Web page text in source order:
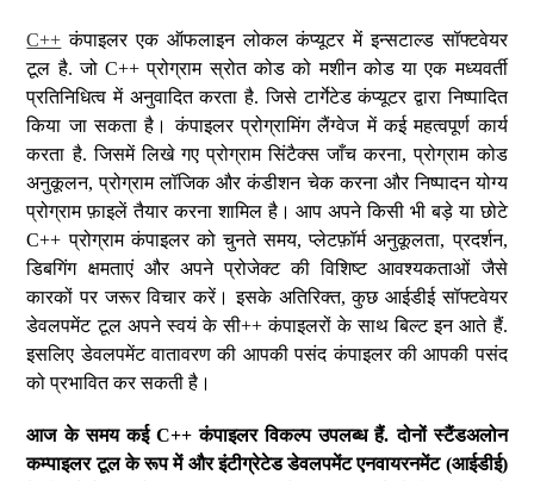
C++ कंपाइलर एक ऑफलाइन लोकल कंप्यूटर में इन्सटाल्ड सॉफ्टवेयर
टूल है. जो C++ प्रोग्राम स्रोत कोड को मशीन कोड या एक मध्यवर्ती
प्रतिनिधित्व में अनुवादित करता है. जिसे टार्गेटेड कंप्यूटर द्वारा निष्पादित
किया जा सकता है। कंपाइलर प्रोग्रामिंग लैंग्वेज में कई महत्वपूर्ण कार्य
करता है. जिसमें लिखे गए प्रोग्राम सिंटैक्स जाँच करना, प्रोग्राम कोड
अनुकूलन, प्रोग्राम लॉजिक और कंडीशन चेक करना और निष्पादन योग्य
प्रोग्राम फ़ाइलें तैयार करना शामिल है। आप अपने किसी भी बड़े या छोटे
C++ प्रोग्राम कंपाइलर को चुनते समय, प्लेटफ़ॉर्म अनुकूलता, प्रदर्शन,
डिबगिंग क्षमताएं और अपने प्रोजेक्ट की विशिष्ट आवश्यकताओं जैसे
कारकों पर जरूर विचार करें। इसके अतिरिक्त, कुछ आईडीई सॉफ्टवेयर
डेवलपमेंट टूल अपने स्वयं के सी++ कंपाइलरों के साथ बिल्ट इन आते हैं.
इसलिए डेवलपमेंट वातावरण की आपकी पसंद कंपाइलर की आपकी पसंद
को प्रभावित कर सकती है।
आज के समय कईC++कंपाइलर विकल्प उपलब्ध हैं.दोनों स्टैंडअलोन
कम्पाइलर टूल के रूप में और इंटीग्रेटेड डेवलपमेंट एनवायरनमेंट(आईडीई)